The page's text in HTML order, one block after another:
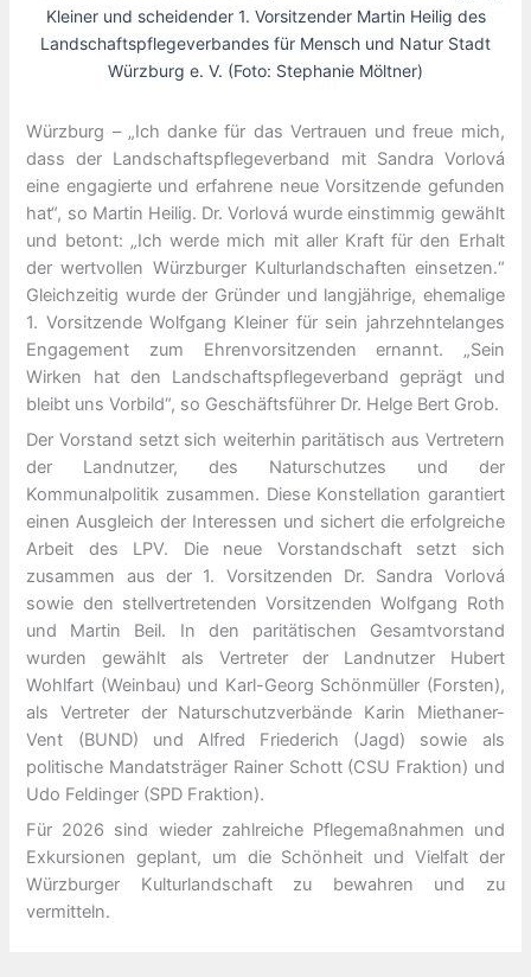
Kleiner und scheidender 1. Vorsitzender Martin Heilig des
Landschaftspflegeverbandes für Mensch und Natur Stadt
Würzburg e. V. (Foto: Stephanie Möltner)
Würzburg – „Ich danke für das Vertrauen und freue mich,
dass der Landschaftspflegeverband mit Sandra Vorlová
eine engagierte und erfahrene neue Vorsitzende gefunden
hat“, so Martin Heilig. Dr. Vorlová wurde einstimmig gewählt
und betont: „Ich werde mich mit aller Kraft für den Erhalt
der wertvollen Würzburger Kulturlandschaften einsetzen.“
Gleichzeitig wurde der Gründer und langjährige, ehemalige
1. Vorsitzende Wolfgang Kleiner für sein jahrzehntelanges
Engagement zum Ehrenvorsitzenden ernannt. „Sein
Wirken hat den Landschaftspflegeverband geprägt und
bleibt uns Vorbild“, so Geschäftsführer Dr. Helge Bert Grob.
Der Vorstand setzt sich weiterhin paritätisch aus Vertretern
der Landnutzer, des Naturschutzes und der
Kommunalpolitik zusammen. Diese Konstellation garantiert
einen Ausgleich der Interessen und sichert die erfolgreiche
Arbeit des LPV. Die neue Vorstandschaft setzt sich
zusammen aus der 1. Vorsitzenden Dr. Sandra Vorlová
sowie den stellvertretenden Vorsitzenden Wolfgang Roth
und Martin Beil. In den paritätischen Gesamtvorstand
wurden gewählt als Vertreter der Landnutzer Hubert
Wohlfart (Weinbau) und Karl-Georg Schönmüller (Forsten),
als Vertreter der Naturschutzverbände Karin Miethaner-
Vent (BUND) und Alfred Friederich (Jagd) sowie als
politische Mandatsträger Rainer Schott (CSU Fraktion) und
Udo Feldinger (SPD Fraktion).
Für 2026 sind wieder zahlreiche Pflegemaßnahmen und
Exkursionen geplant, um die Schönheit und Vielfalt der
Würzburger Kulturlandschaft zu bewahren und zu
vermitteln.